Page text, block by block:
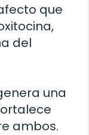
que
del
una
ambos.